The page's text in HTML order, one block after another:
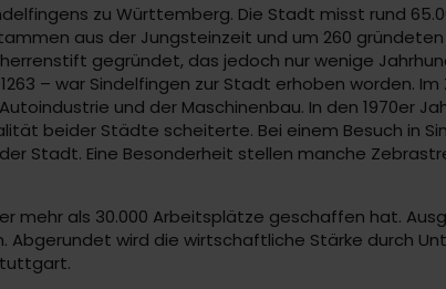
zu Württemberg. Die Stadt misst rund
aus der Jungsteinzeit und um 260
gegründet, das jedoch nur wenige
– war Sindelfingen zur Stadt erhoben worden.
und der Maschinenbau. In den 1970er
beider Städte scheiterte. Bei einem Besuch in
Stadt. Eine Besonderheit stellen manche
mehr als 30.000 Arbeitsplätze geschaffen hat.
wird die wirtschaftliche Stärke durch